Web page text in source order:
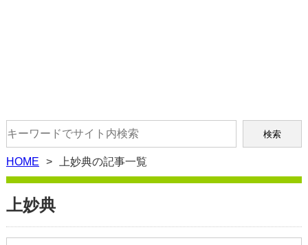
HOME 上妙典の記事一覧
上妙典